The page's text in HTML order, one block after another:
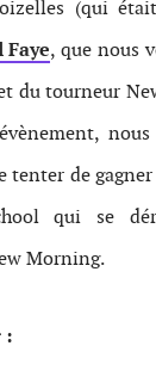
(qui
Faye, que nous
du tourneur
tenter de
qui se
Morning.
: